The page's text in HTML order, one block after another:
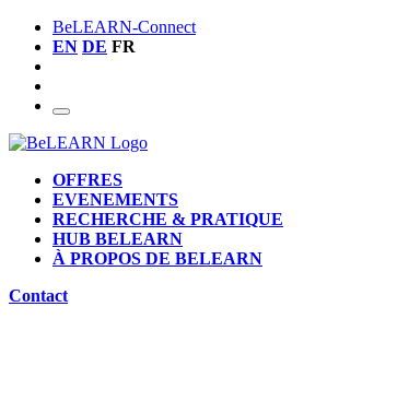
BeLEARN-Connect
EN DE FR
OFFRES
EVENEMENTS
RECHERCHE & PRATIQUE
HUB BELEARN
À PROPOS DE BELEARN
Contact